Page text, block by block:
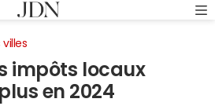
villes
par impôts locaux Page 652
impôts locaux
en 2024